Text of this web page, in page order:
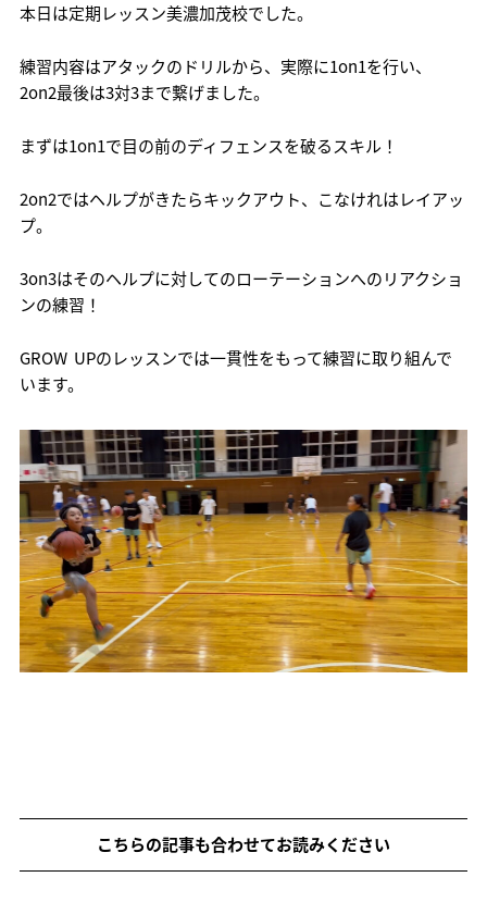
本日は定期レッスン美濃加茂校でした。
練習内容はアタックのドリルから、実際に1on1を行い、
2on2最後は3対3まで繋げました。
まずは1on1で目の前のディフェンスを破るスキル！
2on2ではヘルプがきたらキックアウト、こなけれはレイアッ
プ。
3on3はそのヘルプに対してのローテーションへのリアクショ
ンの練習！
GROW UPのレッスンでは一貫性をもって練習に取り組んで
います。
こちらの記事も合わせてお読みください